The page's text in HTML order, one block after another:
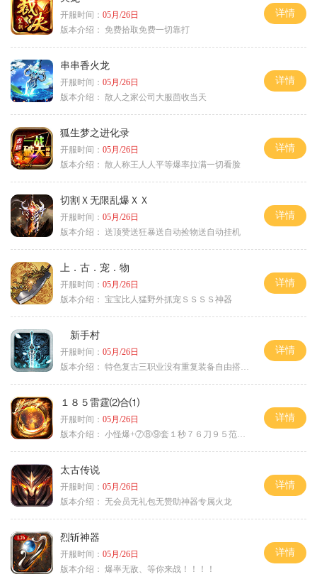
开服时间： 05月/26日
版本介绍： 免费拾取免费一切靠打
详情
串串香火龙
开服时间： 05月/26日
版本介绍： 散人之家公司大服茴收当天
详情
狐生梦之进化录
开服时间： 05月/26日
版本介绍： 散人称王人人平等爆率拉满一切看脸
详情
切割Ｘ无限乱爆ＸＸ
开服时间： 05月/26日
版本介绍： 送顶赞送狂暴送自动捡物送自动挂机
详情
上．古．宠．物
开服时间： 05月/26日
版本介绍： 宝宝比人猛野外抓宠ＳＳＳＳ神器
详情
新手村
开服时间： 05月/26日
版本介绍： 特色复古三职业没有重复装备自由搭配私
详情
１８５雷霆⑵合⑴
开服时间： 05月/26日
版本介绍： 小怪爆+⑦⑧⑨套１秒７６刀９５范围捡
详情
太古传说
开服时间： 05月/26日
版本介绍： 无会员无礼包无赞助神器专属火龙
详情
烈斩神器
开服时间： 05月/26日
版本介绍： 爆率无敌、等你来战！！！！
详情